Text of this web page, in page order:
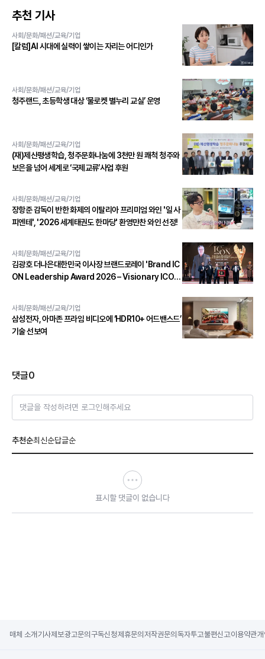
추천 기사
사회/문화/패션/교육/기업
[칼럼]AI 시대에 실력이 쌓이는 자리는 어디인가
사회/문화/패션/교육/기업
청주랜드, 초등학생 대상 ‘물로켓 별누리 교실’ 운영
사회/문화/패션/교육/기업
(재)제산평생학습, 청주문화나눔에 3천만 원 쾌척 청주와
보은을 넘어 세계로 ‘국제교류’사업 후원
사회/문화/패션/교육/기업
장항준 감독이 반한 화제의 이탈리아 프리미엄 와인 '일 사
피엔테', '2026 세계태권도 한마당' 환영만찬 와인 선정!
사회/문화/패션/교육/기업
김광호 더나은대한민국 이사장 브랜드로레이 'Brand IC
ON Leadership Award 2026 – Visionary ICON'
사회/문화/패션/교육/기업
삼성전자, 아마존 프라임 비디오에 ‘HDR10+ 어드밴스드’
기술 선보여
댓글0
댓글을 작성하려면 로그인해주세요
추천순최신순답글순
표시할 댓글이 없습니다
매체 소개 기사제보광고문의 구독신청제휴문의 저작권문의 독자투고불편신고이용약관